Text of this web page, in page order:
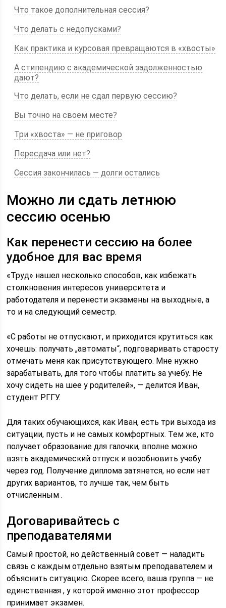
Что такое дополнительная сессия?
Что делать с недопусками?
Как практика и курсовая превращаются в «хвосты»
А стипендию с академической задолженностью
дают?
Что делать, если не сдал первую сессию?
Вы точно на своём месте?
Три «хвоста» — не приговор
Пересдача или нет?
Сессия закончилась — долги остались
Можно ли сдать летнюю
сессию осенью
Как перенести сессию на более
удобное для вас время
«Труд» нашел несколько способов, как избежать
столкновения интересов университета и
работодателя и перенести экзамены на выходные, а
то и на следующий семестр.
«С работы не отпускают, и приходится крутиться как
хочешь: получать „автоматы“, подговаривать старосту
отмечать меня как присутствующего. Мне нужно
зарабатывать, для того чтобы платить за учебу. Не
хочу сидеть на шее у родителей», — делится Иван,
студент РГГУ.
Для таких обучающихся, как Иван, есть три выхода из
ситуации, пусть и не самых комфортных. Тем же, кто
получает образование для галочки, вполне можно
взять академический отпуск и возобновить учебу
через год. Получение диплома затянется, но если нет
других вариантов, то лучше так, чем быть
отчисленным .
Договаривайтесь с
преподавателями
Самый простой, но действенный совет — наладить
связь с каждым отдельно взятым преподавателем и
объяснить ситуацию. Скорее всего, ваша группа — не
единственная , у которой именно этот профессор
принимает экзамен.